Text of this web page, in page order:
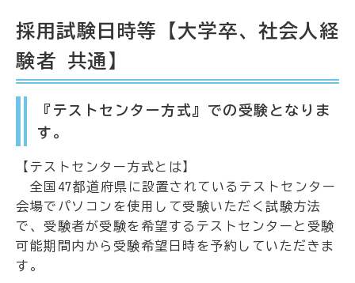
採用試験日時等【大学卒、社会人経
験者 共通】
『テストセンター方式』での受験となりま
す。
【テストセンター方式とは】
全国47都道府県に設置されているテストセンター
会場でパソコンを使用して受験いただく試験方法
で、受験者が受験を希望するテストセンターと受験
可能期間内から受験希望日時を予約していただきま
す。